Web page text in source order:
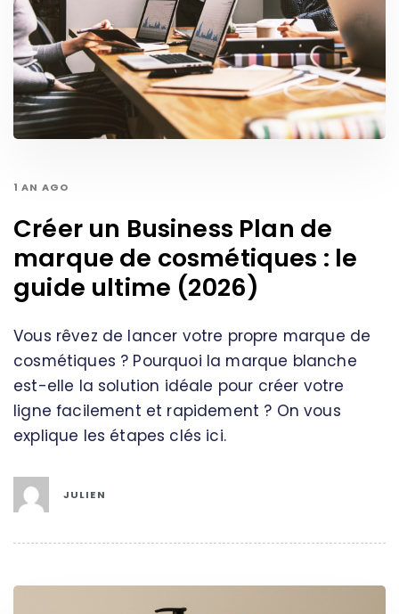
1 AN AGO
Créer un Business Plan de
marque de cosmétiques : le
guide ultime (2026)
Vous rêvez de lancer votre propre marque de
cosmétiques ? Pourquoi la marque blanche
est-elle la solution idéale pour créer votre
ligne facilement et rapidement ? On vous
explique les étapes clés ici.
JULIEN